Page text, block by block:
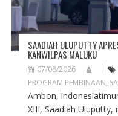
SAADIAH ULUPUTTY
KANWILPAS MALUKU
07/08/2026
PROGRAM PEMBINAAN,
Ambon,
XIII, Saadiah